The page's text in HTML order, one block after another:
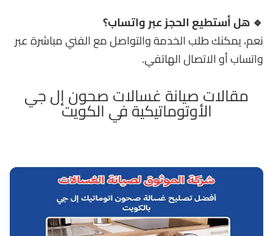
🔹 هل أستطيع الحجز عبر واتساب؟
نعم، يمكنك طلب الخدمة والتواصل مع الفني مباشرة عبر
واتساب أو الاتصال الهاتفي.
مقالات صيانة غسالات صحون إل جي
الأوتوماتيكية في الكويت